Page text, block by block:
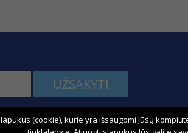
UŽSAKYTI
(cookie), kurie yra išsaugomi Jūsų